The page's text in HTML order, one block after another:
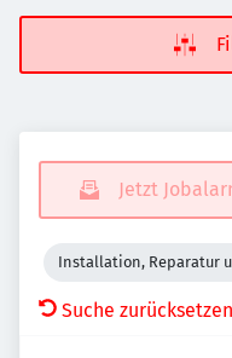
Jetzt
Installation, Reparatur
Suche zurücksetzen